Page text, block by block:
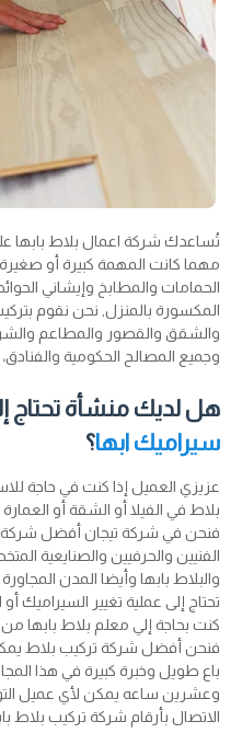
تُساعدك شركة اعمال بلاط بابها
مهما كانت المهمة كبيرة أو
الحمامات والمطابخ وإيشاني
المكسورة بالمنزل, نحن نقوم
والشقق والقصور والمطاعم
وجميع المصالح الحكومية والفنادق،
هل لديك منشأة تحتاج
سيراميك ابها؟
عزيزي العميل إذا كنت في حاجة
بلاط في الفيلا أو الشقة أو
فنحن في شركة تيجان أفضل شركة
الفنيين والحرفيين والصنايعية
والبلاط بابها وأيضا المدن
تحتاج إلى عملية تغيير السيراميك
كنت بحاجة إلي معلم بلاط بابها
فنحن أفضل شركة تركيب بلاط
باع طويل وخبرة كبيرة في هذا
وعشرين ساعه يمكن لأي عميل
الاتصال بأرقام شركة تركيب بلاط